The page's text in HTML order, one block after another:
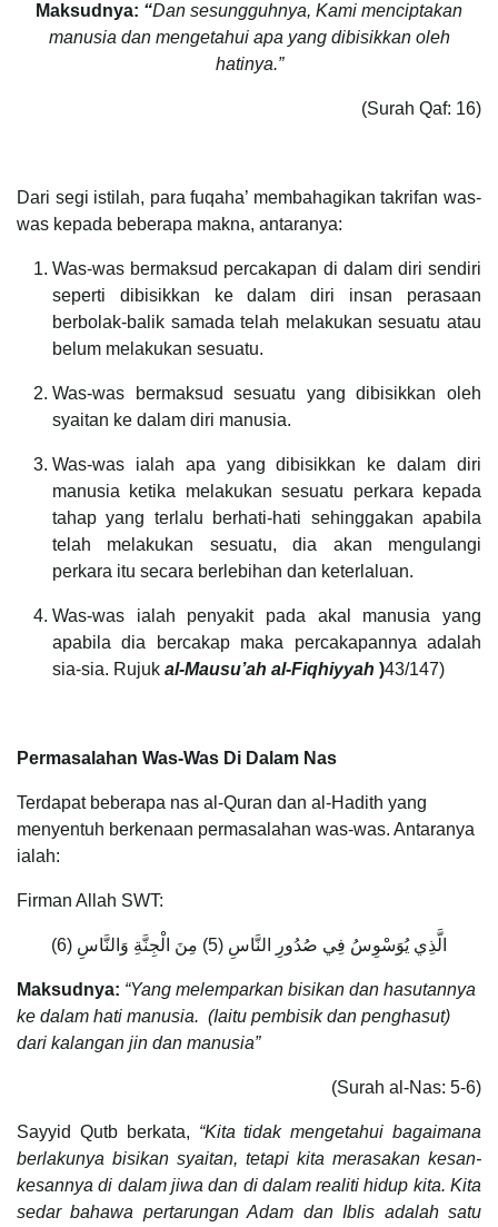
Maksudnya: “Dan sesungguhnya, Kami menciptakan
manusia dan mengetahui apa yang dibisikkan oleh
hatinya.”
(Surah Qaf: 16)
Dari segi istilah, para fuqaha’ membahagikan takrifan was-
was kepada beberapa makna, antaranya:
Was-was bermaksud percakapan di dalam diri sendiri
seperti dibisikkan ke dalam diri insan perasaan
berbolak-balik samada telah melakukan sesuatu atau
belum melakukan sesuatu.
Was-was bermaksud sesuatu yang dibisikkan oleh
syaitan ke dalam diri manusia.
Was-was ialah apa yang dibisikkan ke dalam diri
manusia ketika melakukan sesuatu perkara kepada
tahap yang terlalu berhati-hati sehinggakan apabila
telah melakukan sesuatu, dia akan mengulangi
perkara itu secara berlebihan dan keterlaluan.
Was-was ialah penyakit pada akal manusia yang
apabila dia bercakap maka percakapannya adalah
sia-sia. Rujuk al-Mausu’ah al-Fiqhiyyah )43/147)
Permasalahan Was-Was Di Dalam Nas
Terdapat beberapa nas al-Quran dan al-Hadith yang
menyentuh berkenaan permasalahan was-was. Antaranya
ialah:
Firman Allah SWT:
الَّذِي يُوَسْوِسُ فِي صُدُورِ النَّاسِ (5) مِنَ الْجِنَّةِ وَالنَّاسِ (6)
Maksudnya: “Yang melemparkan bisikan dan hasutannya
ke dalam hati manusia. (Iaitu pembisik dan penghasut)
dari kalangan jin dan manusia”
(Surah al-Nas: 5-6)
Sayyid Qutb berkata, “Kita tidak mengetahui bagaimana
berlakunya bisikan syaitan, tetapi kita merasakan kesan-
kesannya di dalam jiwa dan di dalam realiti hidup kita. Kita
sedar bahawa pertarungan Adam dan Iblis adalah satu